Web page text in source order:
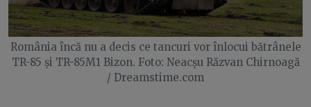
România încă nu a decis ce tancuri vor înlocui bătrânele
TR-85 și TR-85M1 Bizon. Foto: Neacșu Răzvan Chirnoagă
/ Dreamstime.com